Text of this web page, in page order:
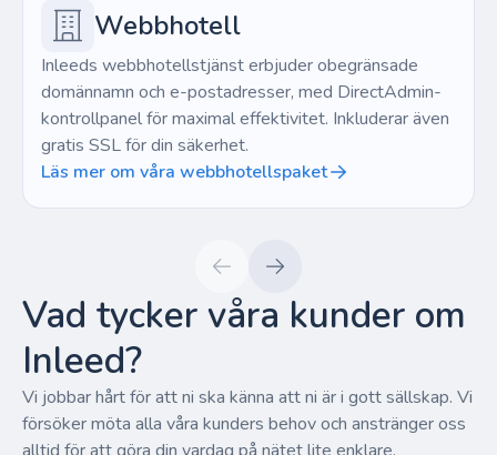
Webbhotell
Inleeds webbhotellstjänst erbjuder obegränsade
domännamn och e-postadresser, med DirectAdmin-
kontrollpanel för maximal effektivitet. Inkluderar även
gratis SSL för din säkerhet.
Läs mer om våra webbhotellspaket
Vad tycker våra kunder om
Inleed?
Vi jobbar hårt för att ni ska känna att ni är i gott sällskap. Vi
försöker möta alla våra kunders behov och anstränger oss